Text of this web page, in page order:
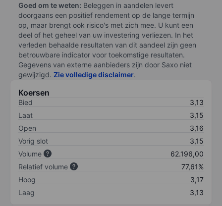
Goed om te weten: Beleggen in aandelen levert
doorgaans een positief rendement op de lange termijn
op, maar brengt ook risico's met zich mee. U kunt een
deel of het geheel van uw investering verliezen. In het
verleden behaalde resultaten van dit aandeel zijn geen
betrouwbare indicator voor toekomstige resultaten.
Gegevens van externe aanbieders zijn door Saxo niet
gewijzigd. Zie volledige disclaimer.
Koersen
Bied
3,13
Laat
3,15
Open
3,16
Vorig slot
3,15
Volume
62.196,00
Relatief volume
77,61%
Hoog
3,17
Laag
3,13